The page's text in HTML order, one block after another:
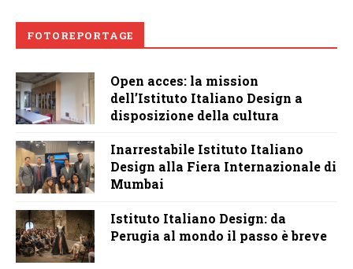
FOTOREPORTAGE
Open acces: la mission
dell’Istituto Italiano Design a
disposizione della cultura
Inarrestabile Istituto Italiano
Design alla Fiera Internazionale di
Mumbai
Istituto Italiano Design: da
Perugia al mondo il passo è breve